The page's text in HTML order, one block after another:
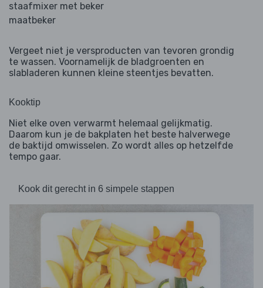
staafmixer met beker
maatbeker
Vergeet niet je versproducten van tevoren grondig
te wassen. Voornamelijk de bladgroenten en
slabladeren kunnen kleine steentjes bevatten.
Kooktip
Niet elke oven verwarmt helemaal gelijkmatig.
Daarom kun je de bakplaten het beste halverwege
de baktijd omwisselen. Zo wordt alles op hetzelfde
tempo gaar.
Kook dit gerecht in 6 simpele stappen